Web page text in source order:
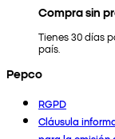
Compra sin
Tienes 30 días
país.
Pepco
RGPD
Cláusula